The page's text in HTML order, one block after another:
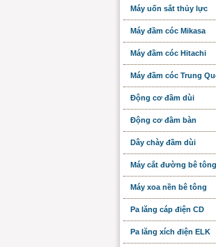
Máy uốn sắt thủy lực
Máy đầm cóc Mikasa
Máy đầm cóc Hitachi
Máy đầm cóc Trung
Động cơ đầm dùi
Động cơ đầm bàn
Dây chày đầm dùi
Máy cắt đường bê tông
Máy xoa nền bê tông
Pa lăng cáp điện CD
Pa lăng xích điện ELK